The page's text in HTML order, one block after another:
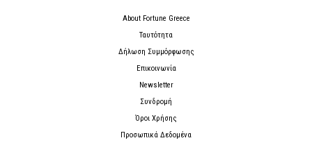
About Fortune Greece
Ταυτότητα
Δήλωση Συμμόρφωσης
Επικοινωνία
Newsletter
Συνδρομή
Όροι Χρήσης
Προσωπικά Δεδομένα